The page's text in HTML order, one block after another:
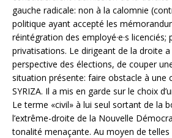
gauche radicale: non à la calomnie
politique ayant accepté les
réintégration des employé·e·s licenciés;
privatisations. Le dirigeant de la droite
perspective des élections, de couper
situation présente: faire obstacle à une
SYRIZA. Il a mis en garde sur le choix
Le terme «civil» à lui seul sortant de la
l’extrême-droite de la Nouvelle
tonalité menaçante. Au moyen de telles